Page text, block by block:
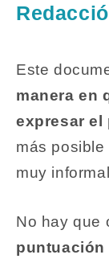
Este
manera en
expresar el
más
muy
No hay que
puntuación